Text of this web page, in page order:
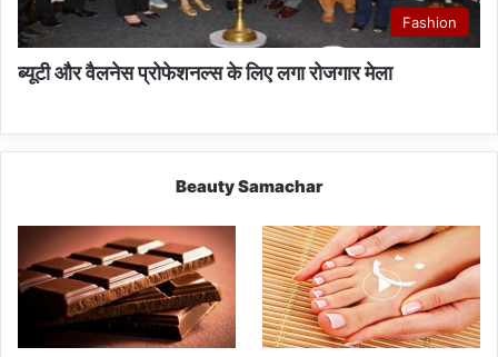
Fashion
ब्यूटी और वैलनेस प्रोफेशनल्स के लिए लगा रोजगार मेला
Beauty Samachar